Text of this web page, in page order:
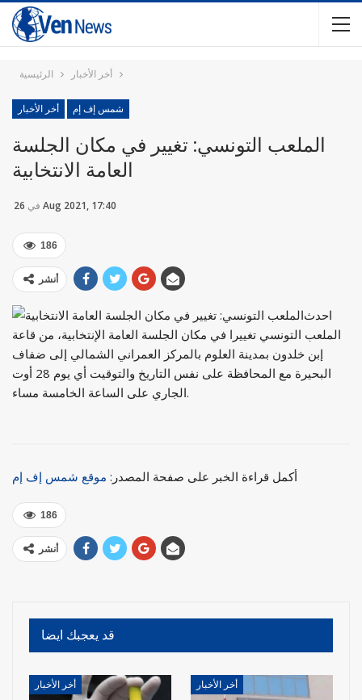
الرئيسية أخر الأخبار
أخر الأخبار شمس إف إم
الملعب التونسي: تغيير في مكان الجلسة
العامة الانتخابية
في 26 Aug 2021, 17:40
186
أنشر
احدث
الملعب التونسي تغييرا في مكان الجلسة العامة الإنتخابية، من قاعة
إبن خلدون بمدينة العلوم بالمركز العمراني الشمالي إلى ضفاف
البحيرة مع المحافظة على نفس التاريخ والتوقيت أي يوم 28 أوت
الجاري على الساعة الخامسة مساء.
أكمل قراءة الخبر على صفحة المصدر: موقع شمس إف إم
186
أنشر
قد يعجبك ايضا
أخر الأخبار أخر الأخبار